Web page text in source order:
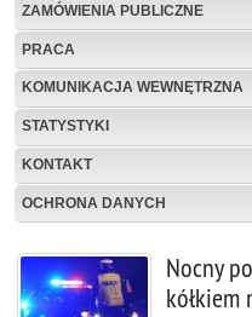
ZAMÓWIENIA PUBLICZNE
PRACA
KOMUNIKACJA WEWNĘTRZNA
STATYSTYKI
KONTAKT
OCHRONA DANYCH
Nocny
kółkiem